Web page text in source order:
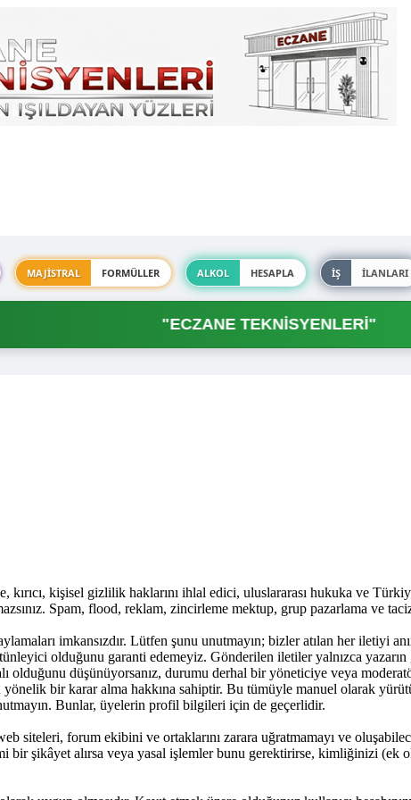
MAJİSTRAL FORMÜLLER ALKOL HESAPLA İŞ İLANLARI
"ECZANE TEKNİSYENLERİ"
kişisel gizlilik haklarını ihlal edici, uluslararası hukuka ve
Spam, flood, reklam, zincirleme mektup, grup pazarlama ve
imkansızdır. Lütfen şunu unutmayın; bizler atılan her iletiyi
olduğunu garanti edemeyiz. Gönderilen iletiler yalnızca
düşünüyorsanız, durumu derhal bir yöneticiye veya
bir karar alma hakkına sahiptir. Bu tümüyle manuel olarak
Bunlar, üyelerin profil bilgileri için de geçerlidir.
siteleri, forum ekibini ve ortaklarını zarara uğratmamayı ve
bir şikâyet alırsa veya yasal işlemler bunu gerektirirse, kimliğinizi (ek